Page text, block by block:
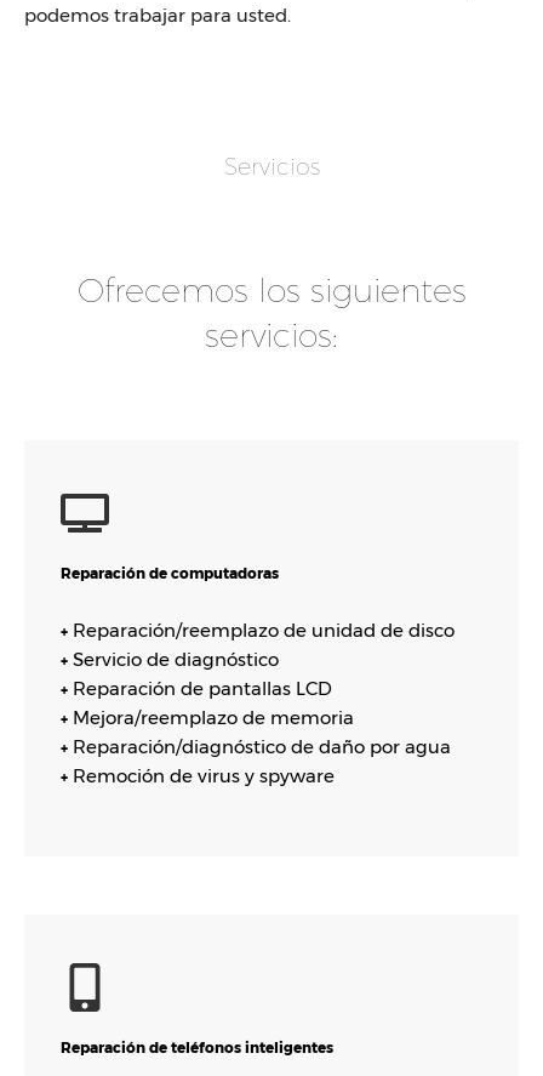
podemos trabajar para usted.
Servicios
Ofrecemos los siguientes
servicios:
Reparación de computadoras
+ Reparación/reemplazo de unidad de disco
+ Servicio de diagnóstico
+ Reparación de pantallas LCD
+ Mejora/reemplazo de memoria
+ Reparación/diagnóstico de daño por agua
+ Remoción de virus y spyware
Reparación de teléfonos inteligentes